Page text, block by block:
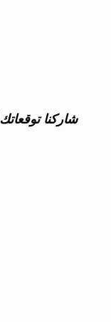
شاركنا